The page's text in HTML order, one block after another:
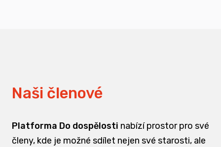
Naši členové
Platforma Do dospělosti nabízí prostor pro své
členy, kde je možné sdílet nejen své starosti, ale